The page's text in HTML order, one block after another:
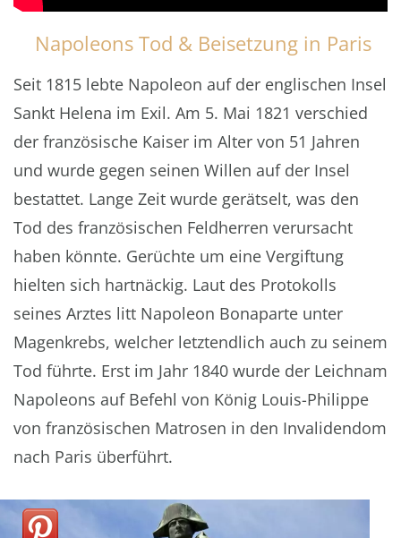
Napoleons Tod & Beisetzung in Paris
Seit 1815 lebte Napoleon auf der englischen Insel
Sankt Helena im Exil. Am 5. Mai 1821 verschied
der französische Kaiser im Alter von 51 Jahren
und wurde gegen seinen Willen auf der Insel
bestattet. Lange Zeit wurde gerätselt, was den
Tod des französischen Feldherren verursacht
haben könnte. Gerüchte um eine Vergiftung
hielten sich hartnäckig. Laut des Protokolls
seines Arztes litt Napoleon Bonaparte unter
Magenkrebs, welcher letztendlich auch zu seinem
Tod führte. Erst im Jahr 1840 wurde der Leichnam
Napoleons auf Befehl von König Louis-Philippe
von französischen Matrosen in den Invalidendom
nach Paris überführt.